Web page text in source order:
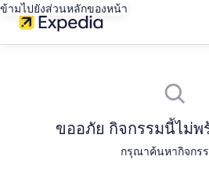
ข้ามไปยังส่วนหลักของหน้า
ขออภัย กิจกรรมนี้ไม่พ
กรุณาค้นหากิจกร